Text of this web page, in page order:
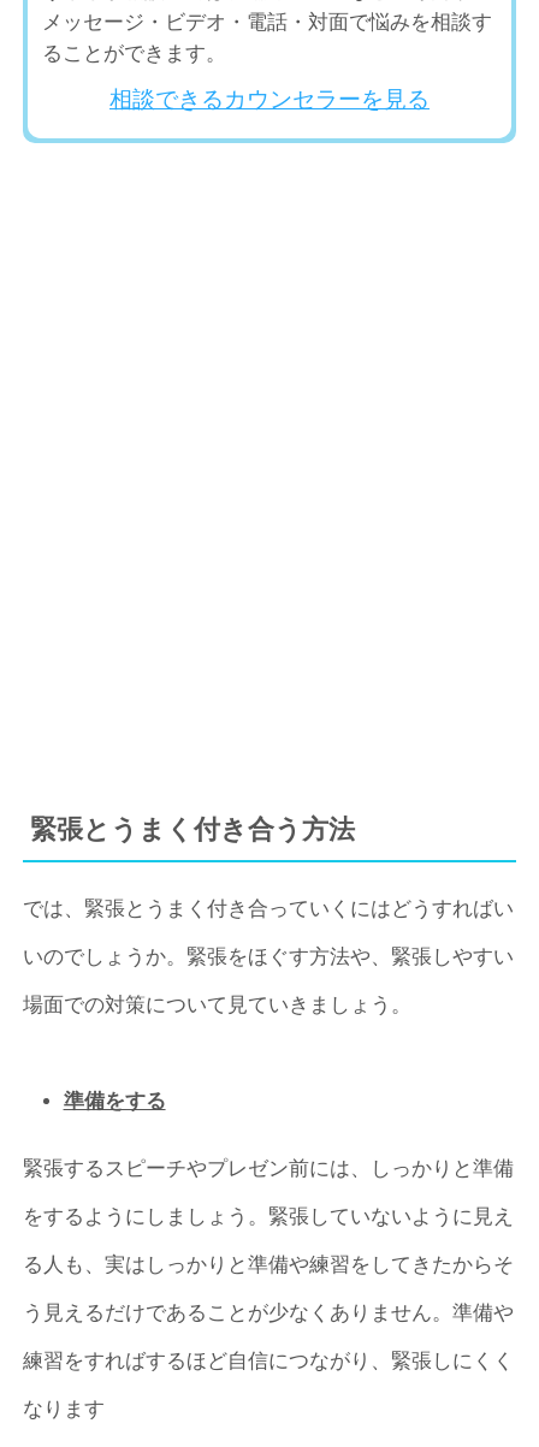
メッセージ・ビデオ・電話・対面で悩みを相談す
ることができます。
相談できるカウンセラーを見る
緊張とうまく付き合う方法
では、緊張とうまく付き合っていくにはどうすればい
いのでしょうか。緊張をほぐす方法や、緊張しやすい
場面での対策について見ていきましょう。
準備をする
緊張するスピーチやプレゼン前には、しっかりと準備
をするようにしましょう。緊張していないように見え
る人も、実はしっかりと準備や練習をしてきたからそ
う見えるだけであることが少なくありません。準備や
練習をすればするほど自信につながり、緊張しにくく
なります